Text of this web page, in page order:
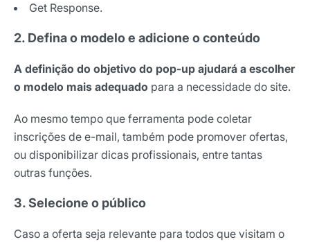
Get Response.
2. Defina o modelo e adicione o conteúdo
A definição do objetivo do pop-up ajudará a escolher
o modelo mais adequado para a necessidade do site.
Ao mesmo tempo que ferramenta pode coletar
inscrições de e-mail, também pode promover ofertas,
ou disponibilizar dicas profissionais, entre tantas
outras funções.
3. Selecione o público
Caso a oferta seja relevante para todos que visitam o
*Ao assinar nossa newsletter, você concorda em receber
Políticas de Privacidade
Assinar newsletter